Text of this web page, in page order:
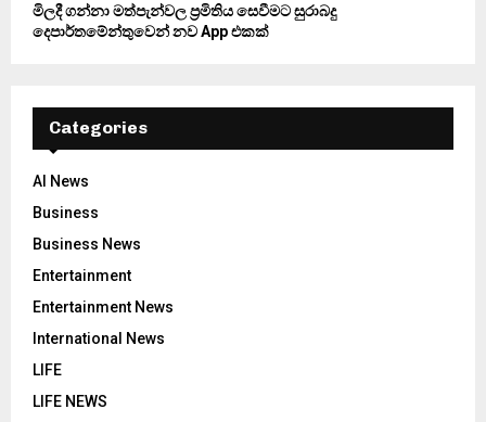
මිලදී ගන්නා මත්පැන්වල ප්‍රමිතිය සෙවීමට සුරාබදු
දෙපාර්තමේන්තුවෙන් නව App එකක්
Categories
AI News
Business
Business News
Entertainment
Entertainment News
International News
LIFE
LIFE NEWS